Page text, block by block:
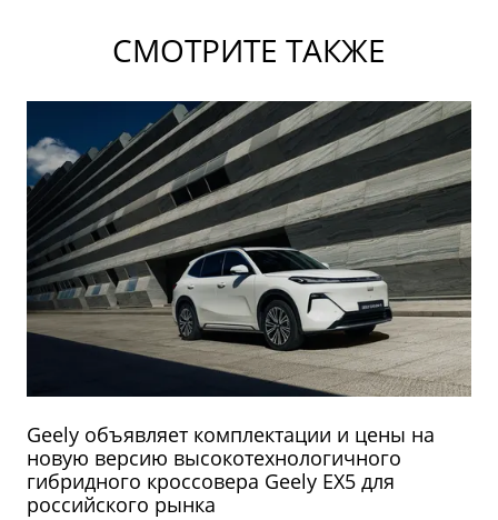
СМОТРИТЕ ТАКЖЕ
Geely объявляет комплектации и цены на
новую версию высокотехнологичного
гибридного кроссовера Geely EX5 для
российского рынка